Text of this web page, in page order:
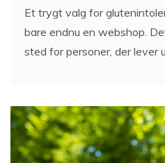
Et trygt valg for
bare endnu en webshop.
sted for personer, der lever